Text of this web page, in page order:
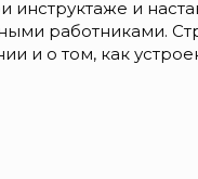
инструктаже и
работниками.
и о том, как